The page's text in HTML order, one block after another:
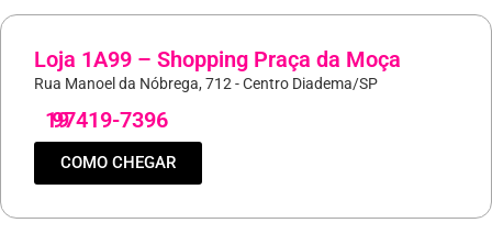
Loja 1A99 – Shopping Praça da Moça
Rua Manoel da Nóbrega, 712 - Centro Diadema/SP
19
97419-7396
COMO CHEGAR